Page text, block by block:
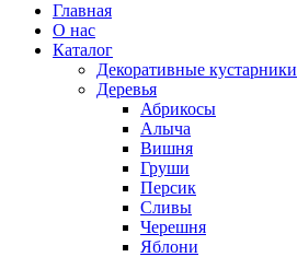
Главная
О нас
Каталог
Декоративные кустарники
Деревья
Абрикосы
Алыча
Вишня
Груши
Персик
Сливы
Черешня
Яблони